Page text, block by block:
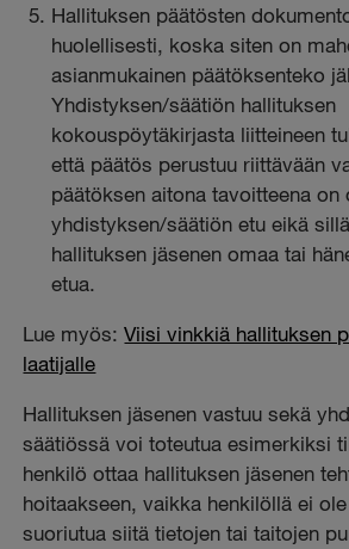
Hallituksen päätösten
huolellisesti, koska siten on
asianmukainen päätöksenteko
Yhdistyksen/säätiön hallituksen
kokouspöytäkirjasta liitteineen
että päätös perustuu riittävään
päätöksen aitona tavoitteena on
yhdistyksen/säätiön etu eikä
hallituksen jäsenen omaa tai
etua.
Lue myös:Viisi vinkkiä hallituksen
laatijalle
Hallituksen jäsenen vastuu sekä
säätiössä voi toteutua esimerkiksi
henkilö ottaa hallituksen jäsenen
hoitaakseen, vaikka henkilöllä ei
suoriutua siitä tietojen tai taitojen